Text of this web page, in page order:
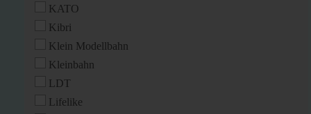
KATO
Kibri
Klein Modellbahn
Kleinbahn
LDT
Lifelike